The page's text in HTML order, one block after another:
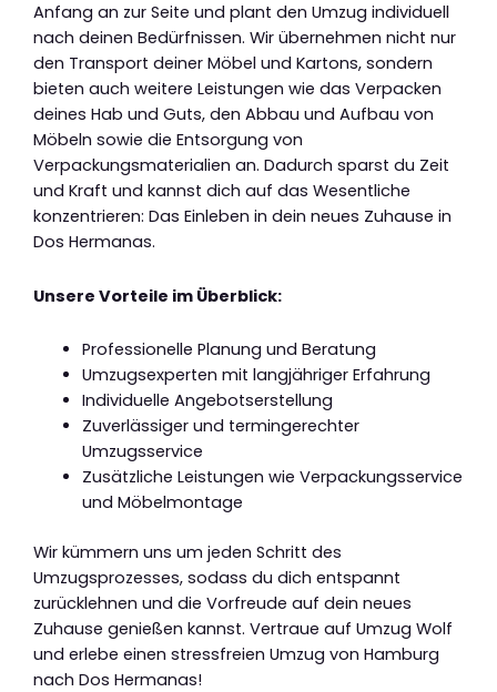
Anfang an zur Seite und plant den Umzug individuell
nach deinen Bedürfnissen. Wir übernehmen nicht nur
den Transport deiner Möbel und Kartons, sondern
bieten auch weitere Leistungen wie das Verpacken
deines Hab und Guts, den Abbau und Aufbau von
Möbeln sowie die Entsorgung von
Verpackungsmaterialien an. Dadurch sparst du Zeit
und Kraft und kannst dich auf das Wesentliche
konzentrieren: Das Einleben in dein neues Zuhause in
Dos Hermanas.
Unsere Vorteile im Überblick:
Professionelle Planung und Beratung
Umzugsexperten mit langjähriger Erfahrung
Individuelle Angebotserstellung
Zuverlässiger und termingerechter
Umzugsservice
Zusätzliche Leistungen wie Verpackungsservice
und Möbelmontage
Wir kümmern uns um jeden Schritt des
Umzugsprozesses, sodass du dich entspannt
zurücklehnen und die Vorfreude auf dein neues
Zuhause genießen kannst. Vertraue auf Umzug Wolf
und erlebe einen stressfreien Umzug von Hamburg
nach Dos Hermanas!